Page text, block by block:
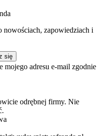
zapowiedziach i
się
mojego adresu e-mail zgodnie
odrębnej firmy. Nie